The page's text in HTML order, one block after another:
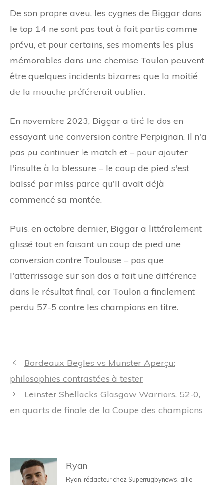
De son propre aveu, les cygnes de Biggar dans
le top 14 ne sont pas tout à fait partis comme
prévu, et pour certains, ses moments les plus
mémorables dans une chemise Toulon peuvent
être quelques incidents bizarres que la moitié
de la mouche préférerait oublier.
En novembre 2023, Biggar a tiré le dos en
essayant une conversion contre Perpignan. Il n'a
pas pu continuer le match et – pour ajouter
l'insulte à la blessure – le coup de pied s'est
baissé par miss parce qu'il avait déjà
commencé sa montée.
Puis, en octobre dernier, Biggar a littéralement
glissé tout en faisant un coup de pied une
conversion contre Toulouse – pas que
l'atterrissage sur son dos a fait une différence
dans le résultat final, car Toulon a finalement
perdu 57-5 contre les champions en titre.
Navigation
des
Bordeaux Begles vs Munster Aperçu:
philosophies contrastées à tester
Leinster Shellacks Glasgow Warriors, 52-0,
en quarts de finale de la Coupe des champions
Ryan
Ryan, rédacteur chez Superrugbynews, allie